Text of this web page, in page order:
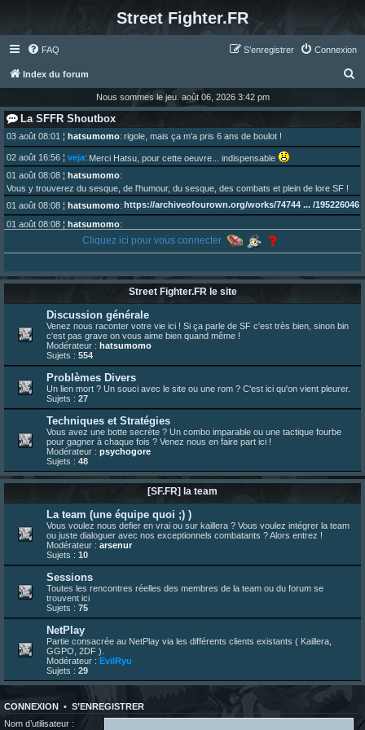
Street Fighter.FR
FAQ Connexion
S’enregistrer
Index du forum
c
h
e
Nous sommes le jeu. août 06, 2026 3:42 pm
La SFFR Shoutbox
03 août 08:01 ¦ hatsumomo: rigole, mais ça m'a pris 6 ans de boulot !
02 août 16:56 ¦ veja: Merci Hatsu, pour cette oeuvre... indispensable
01 août 08:08 ¦ hatsumomo:
Vous y trouverez du sesque, de l'humour, du sesque, des combats et plein de lore SF !
01 août 08:08 ¦ hatsumomo: https://archiveofourown.org/works/74744 ... /195226046
01 août 08:08 ¦ hatsumomo:
Aujourd'hui, c'est le yaoi day. Pour la peine je reposte ma dernière fic.
30 juil. 07:22¦hatsumomo:
26 juil. 22:09¦hatsumomo:bio de Alex en ligne les gens !
13 juil. 09:53¦hatsumomo:
bonjour les amis, je viens de poster ma 1e review de figurine !
23 juin 10:36¦indy:une très chouette SFFR shoutbox !
23 juin 07:30¦hatsumomo:nouvelle trad caniculaire les amis !
23 juin 07:26
hatsumomo
22 juin 12:27¦indy:Yo !
22 juin 08:49¦veja:Yo
Cliquez ici pour vous connecter
Street Fighter.FR le site
Discussion générale
Venez nous raconter votre vie ici ! Si ça parle de SF c'est très bien, sinon bin
c'est pas grave on vous aime bien quand même !
Modérateur : hatsumomo
Sujets : 554
Problèmes Divers
Un lien mort ? Un souci avec le site ou une rom ? C'est ici qu'on vient pleurer.
Sujets : 27
Techniques et Stratégies
Vous avez une botte secrète ? Un combo imparable ou une tactique fourbe
pour gagner à chaque fois ? Venez nous en faire part ici !
Modérateur : psychogore
Sujets : 48
[SF.FR] la team
La team (une équipe quoi ;) )
Vous voulez nous defier en vrai ou sur kaillera ? Vous voulez intégrer la team
ou juste dialoguer avec nos exceptionnels combatants ? Alors entrez !
Modérateur : arsenur
Sujets : 10
Sessions
Toutes les rencontres réelles des membres de la team ou du forum se
trouvent ici
Sujets : 75
NetPlay
Partie consacrée au NetPlay via les différents clients existants ( Kaillera,
GGPO, 2DF ).
Modérateur : EvilRyu
Sujets : 29
CONNEXION • S’ENREGISTRER
Nom d’utilisateur :